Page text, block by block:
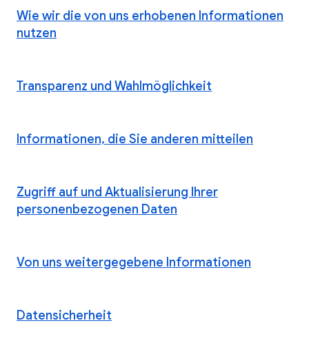
Wie wir die von uns erhobenen Informationen
nutzen
Transparenz und Wahlmöglichkeit
Informationen, die Sie anderen mitteilen
Zugriff auf und Aktualisierung Ihrer
personenbezogenen Daten
Von uns weitergegebene Informationen
Datensicherheit